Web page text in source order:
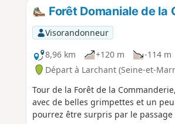
Forêt Domaniale de la
Visorandonneur
8,96 km
+120 m -114 m
Départ à Larchant (Seine-et-
Tour de la Forêt de la
avec de belles grimpettes et un
pourrez être surpris par le